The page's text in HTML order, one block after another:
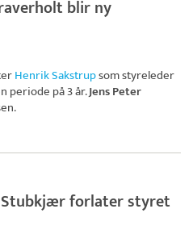
blir ny
Henrik Sakstrupsom styreleder
periode på 3 år.Jens Peter
forlater styret